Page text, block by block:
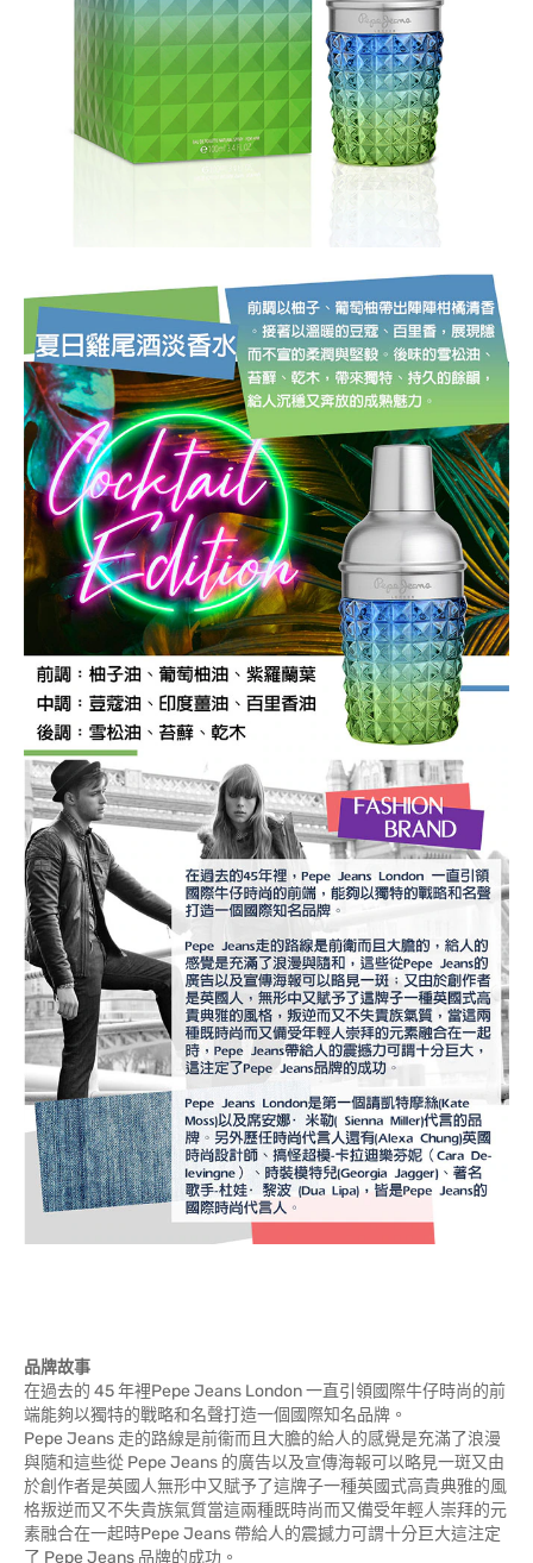
品牌故事
在過去的 45 年裡Pepe Jeans London 一直引領國際牛仔時尚的前
端能夠以獨特的戰略和名聲打造一個國際知名品牌。
Pepe Jeans 走的路線是前衞而且大膽的給人的感覺是充滿了浪漫
與隨和這些從 Pepe Jeans 的廣告以及宣傳海報可以略見一斑又由
於創作者是英國人無形中又賦予了這牌子一種英國式高貴典雅的風
格叛逆而又不失貴族氣質當這兩種既時尚而又備受年輕人崇拜的元
素融合在一起時Pepe Jeans 帶給人的震撼力可謂十分巨大這注定
了 Pepe Jeans 品牌的成功。